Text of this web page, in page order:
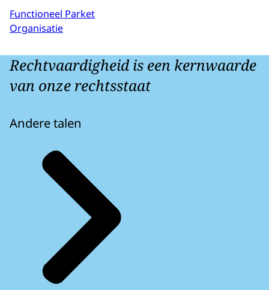
Functioneel Parket
Organisatie
Rechtvaardigheid is een kernwaarde
van onze rechtsstaat
Andere talen